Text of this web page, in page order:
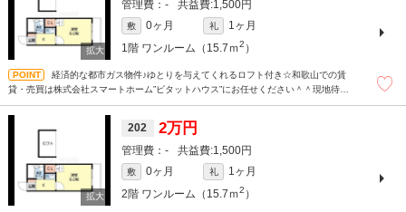
- 1,500円
敷 0ヶ月 礼
1ヶ月
1階 ワンルーム（15.7ｍ2 ）
経済的な都市ガス物件♪ゆとりを与えてくれるロフト付き☆和歌山での賃
貸・売買は株式会社スマートホーム”ピタットハウス”にお任せください＾＾現地待ち
202 2万円
- 1,500円
敷 0ヶ月 礼
1ヶ月
2階 ワンルーム（15.7ｍ2 ）